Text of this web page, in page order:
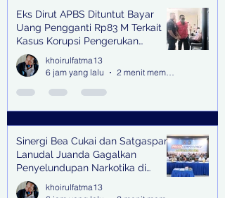
Recent Posts
Eks Dirut APBS Dituntut Bayar
Uang Pengganti Rp83 M Terkait
Kasus Korupsi Pengerukan
Tanjung Perak
khoirulfatma13
6 jam yang lalu
2 menit membaca
Sinergi Bea Cukai dan Satgaspam
Lanudal Juanda Gagalkan
Penyelundupan Narkotika di
Bandara Juanda
khoirulfatma13